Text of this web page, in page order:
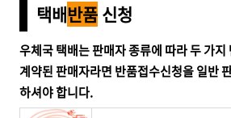
택배반품신청
우체국 택배는 판매자 종류에 따라 두 가
계약된 판매자라면 반품접수신청을 일반
하셔야 합니다.